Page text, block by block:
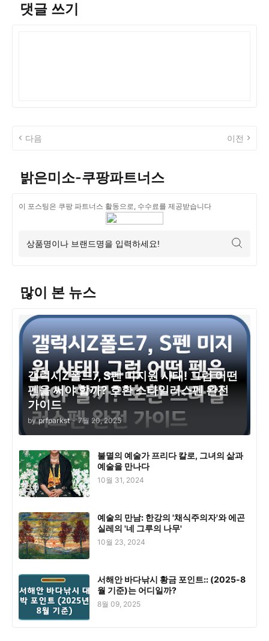
댓글 쓰기
다음 이전
밝은미소-쿠팡파트너스
이 포스팅은 쿠팡 파트너스 활동으로, 수수료를 제공받습니다
많이 본 뉴스
갤럭시Z폴드7, S펜 미지원 사태! 그럼 어떤
펜을 써야 할까? 호환 스타일러스펜 완전
가이드
by prfparkst - 7월 20, 2025
불멸의 예술가 프리다 칼로, 그녀의 삶과
예술을 만나다
10월 31, 2024
예술의 만남: 한강의 '채식주의자'와 에곤
실레의 '네 그루의 나무'
10월 23, 2024
서해안 바다낚시 황금 포인트:: (2025-8
월 기준)는 어디일까?
8월 09, 2025